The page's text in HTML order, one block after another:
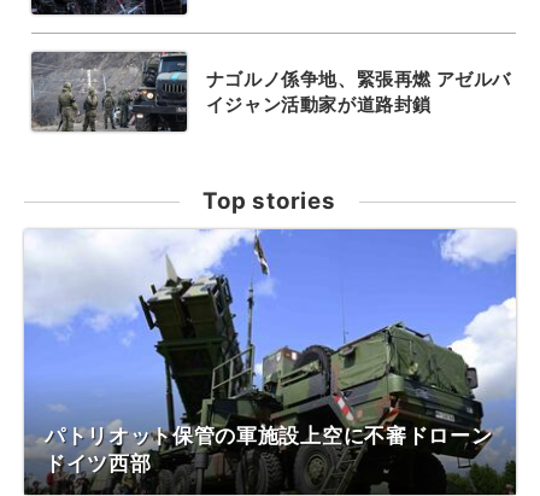
ナゴルノ係争地、緊張再燃 アゼルバ
イジャン活動家が道路封鎖
Top stories
パトリオット保管の軍施設上空に不審ドローン
ドイツ西部